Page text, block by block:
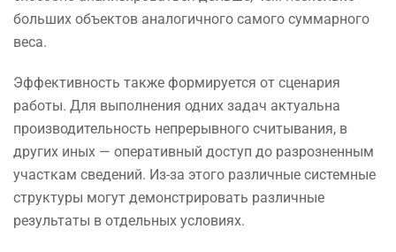
больших объектов аналогичного самого суммарного
веса.
Эффективность также формируется от сценария
работы. Для выполнения одних задач актуальна
производительность непрерывного считывания, в
других иных — оперативный доступ до разрозненным
участкам сведений. Из-за этого различные системные
структуры могут демонстрировать различные
результаты в отдельных условиях.